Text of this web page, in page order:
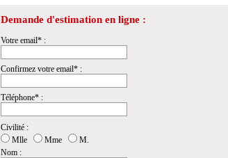
Demande d'estimation en ligne :
Votre email* :
Confirmez votre email* :
Téléphone* :
Civilité :
Mlle
Mme
M.
Nom :